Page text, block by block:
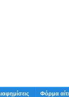
Φόρμα